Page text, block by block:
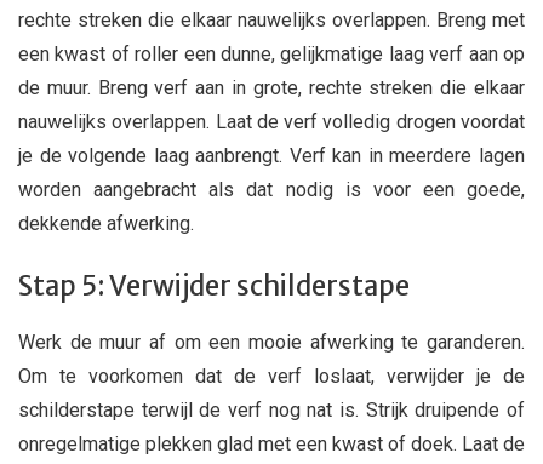
rechte streken die elkaar nauwelijks overlappen. Breng met
een kwast of roller een dunne, gelijkmatige laag verf aan op
de muur. Breng verf aan in grote, rechte streken die elkaar
nauwelijks overlappen. Laat de verf volledig drogen voordat
je de volgende laag aanbrengt. Verf kan in meerdere lagen
worden aangebracht als dat nodig is voor een goede,
dekkende afwerking.
Stap 5: Verwijder schilderstape
Werk de muur af om een mooie afwerking te garanderen.
Om te voorkomen dat de verf loslaat, verwijder je de
schilderstape terwijl de verf nog nat is. Strijk druipende of
onregelmatige plekken glad met een kwast of doek. Laat de